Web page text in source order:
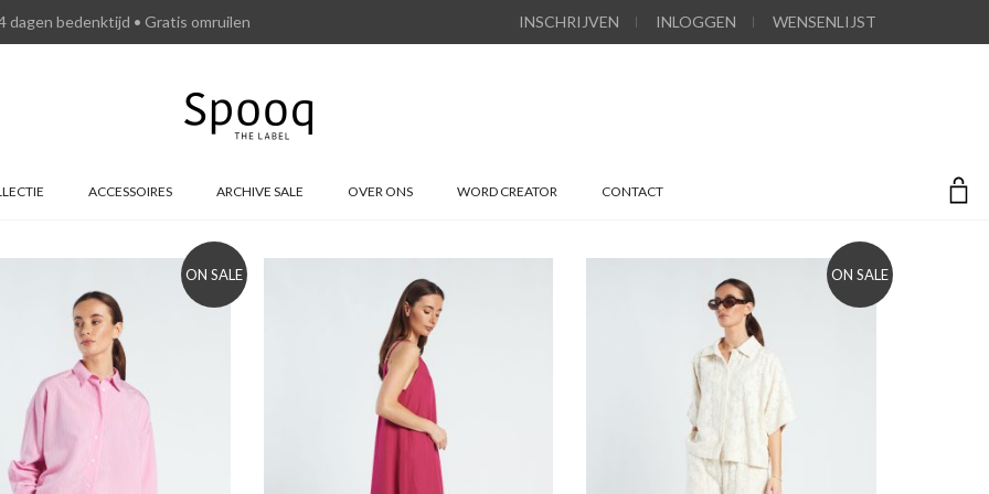
dagen bedenktijd • Gratis omruilen INSCHRIJVEN INLOGGEN WENSENLIJST
ACCESSOIRES ARCHIVE SALE OVER ONS WORD CREATOR CONTACT
ON SALE
Add to wishlist
ON SALE